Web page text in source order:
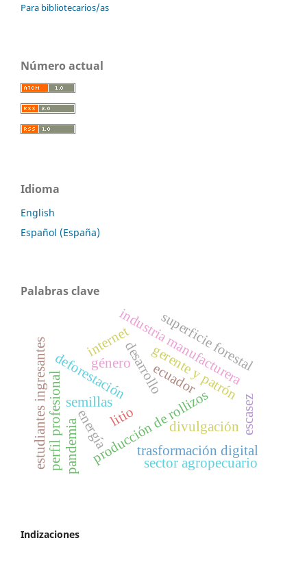
Para bibliotecarios/as
Número actual
Idioma
English
Español (España)
Palabras clave
energía
desarrollo
litio
gerente y patrón
industria manufacturera
deforestación
producción de rollizos
superficie forestal
internet
divulgación
estudiantes ingresantesperfil profesionalpandemia trasformación digital
escasez
sector agropecuario
ecuador
semillas
género
Indizaciones